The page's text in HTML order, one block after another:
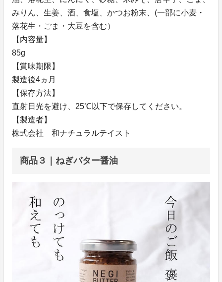
みりん、生姜、酒、食塩、かつお粉末、(一部に小麦・
落花生・ごま・大豆を含む）
【内容量】
85g
【賞味期限】
製造後4ヵ月
【保存方法】
直射日光を避け、25℃以下で保存してください。
【製造者】
株式会社 和ナチュラルテイスト
商品３｜ねぎバター醤油